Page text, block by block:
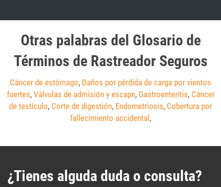
Otras palabras del Glosario de
Términos de Rastreador Seguros
Cáncer de estómago, Daños por pérdida de carga por vientos
fuertes, Válvulas de admisión y escape, Gastroenteritis, Cáncer
de testículo, Corte de digestión, Endometriosis, Cobertura por
fallecimiento accidental ,
¿Tienes alguda duda o consulta?